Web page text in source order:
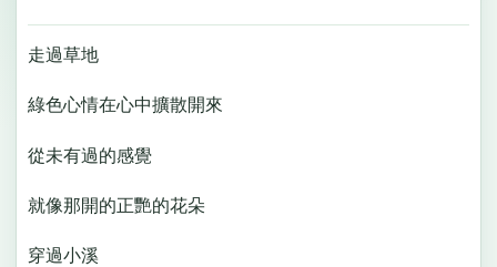
走過草地
綠色心情在心中擴散開來
從未有過的感覺
就像那開的正艷的花朵
穿過小溪